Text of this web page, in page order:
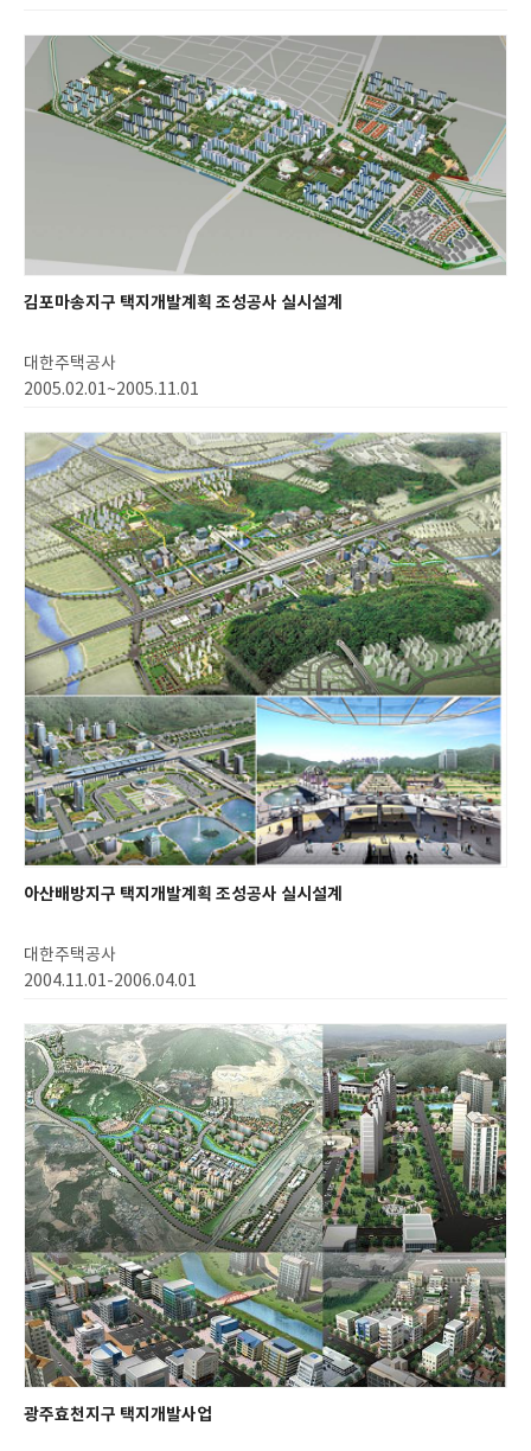
김포마송지구 택지개발계획 조성공사 실시설계
대한주택공사
2005.02.01~2005.11.01
아산배방지구 택지개발계획 조성공사 실시설계
대한주택공사
2004.11.01-2006.04.01
광주효천지구 택지개발사업